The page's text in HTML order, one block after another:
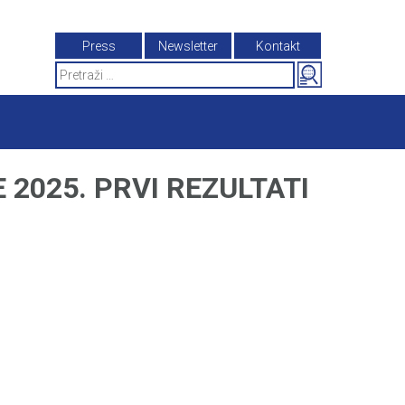
Press Newsletter
Kontakt
Search
for:
PRVI REZULTATI